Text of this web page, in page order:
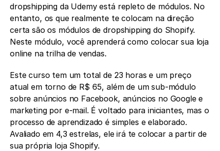
dropshipping da Udemy está repleto de módulos. No
entanto, os que realmente te colocam na direção
certa são os módulos de dropshipping do Shopify.
Neste módulo, você aprenderá como colocar sua loja
online na trilha de vendas.
Este curso tem um total de 23 horas e um preço
atual em torno de R$ 65, além de um sub-módulo
sobre anúncios no Facebook, anúncios no Google e
marketing por e-mail. É voltado para iniciantes, mas o
processo de aprendizado é simples e elaborado.
Avaliado em 4,3 estrelas, ele irá te colocar a partir de
sua própria loja Shopify.